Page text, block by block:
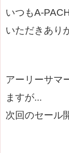
いつもA-
いただきあり
アーリーサマ
ますが...
次回のセール